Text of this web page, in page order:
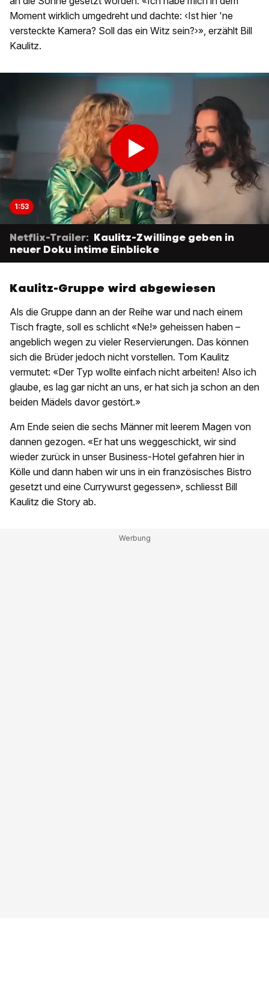
Moment wirklich umgedreht und dachte: ‹Ist hier 'ne
versteckte Kamera? Soll das ein Witz sein?›», erzählt Bill
Kaulitz.
1:53
Netflix-Trailer: Kaulitz-Zwillinge geben in
neuer Doku intime Einblicke
Kaulitz-Gruppe wird abgewiesen
Als die Gruppe dann an der Reihe war und nach einem
Tisch fragte, soll es schlicht «Ne!» geheissen haben –
angeblich wegen zu vieler Reservierungen. Das können
sich die Brüder jedoch nicht vorstellen. Tom Kaulitz
vermutet: «Der Typ wollte einfach nicht arbeiten! Also ich
glaube, es lag gar nicht an uns, er hat sich ja schon an den
beiden Mädels davor gestört.»
Am Ende seien die sechs Männer mit leerem Magen von
dannen gezogen. «Er hat uns weggeschickt, wir sind
wieder zurück in unser Business-Hotel gefahren hier in
Kölle und dann haben wir uns in ein französisches Bistro
gesetzt und eine Currywurst gegessen», schliesst Bill
Kaulitz die Story ab.